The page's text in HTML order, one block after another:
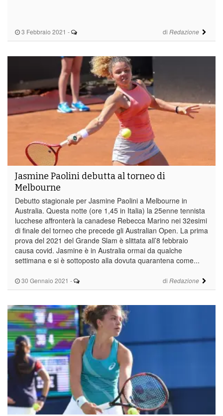
3 Febbraio 2021 - di Redazione
30 Gennaio 2021 - di Redazione
Jasmine Paolini debutta al torneo di
Melbourne
Debutto stagionale per Jasmine Paolini a Melbourne in
Australia. Questa notte (ore 1,45 in Italia) la 25enne tennista
lucchese affronterà la canadese Rebecca Marino nei 32esimi
di finale del torneo che precede gli Australian Open. La prima
prova del 2021 del Grande Slam è slittata all’8 febbraio
causa covid. Jasmine è in Australia ormai da qualche
settimana e si è sottoposto alla dovuta quarantena come...